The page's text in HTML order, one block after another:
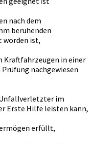
nach dem
beruhenden
worden ist,
Kraftfahrzeugen in einer
nachgewiesen
Unfallverletzter im
Erste Hilfe leisten kann,
erfüllt,